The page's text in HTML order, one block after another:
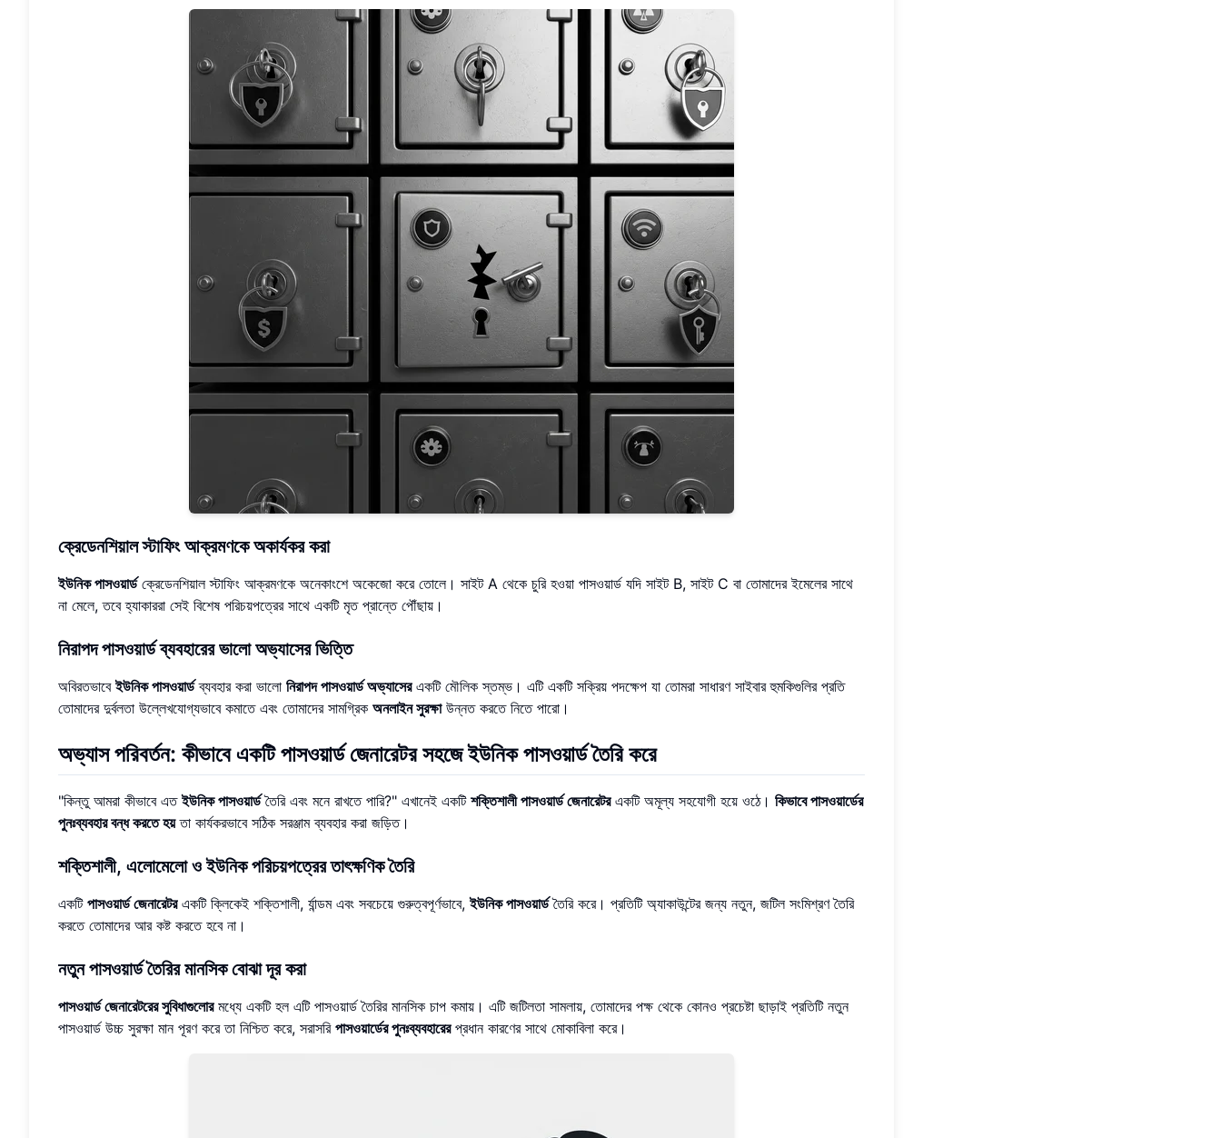
ক্রেডেনশিয়াল স্টাফিং আক্রমণকে অকার্যকর করা
ইউনিক পাসওয়ার্ডক্রেডেনশিয়াল স্টাফিং আক্রমণকে অনেকাংশে অকেজো করে তোলে। সাইট A থেকে চুরি হওয়া পাসওয়ার্ড যদি সাইট B, সাইট C বা তোমাদের ইমেলের সাথে
না মেলে, তবে হ্যাকাররা সেই বিশেষ পরিচয়পত্রের সাথে একটি মৃত প্রান্তে পৌঁছায়।
নিরাপদ পাসওয়ার্ড ব্যবহারের ভালো অভ্যাসের ভিত্তি
অবিরতভাবেইউনিক পাসওয়ার্ডব্যবহার করা ভালো নিরাপদ পাসওয়ার্ড অভ্যাসেরএকটি মৌলিক স্তম্ভ। এটি একটি সক্রিয় পদক্ষেপ যা তোমরা সাধারণ সাইবার হুমকিগুলির প্রতি
তোমাদের দুর্বলতা উল্লেখযোগ্যভাবে কমাতে এবং তোমাদের সামগ্রিক অনলাইন সুরক্ষাউন্নত করতে নিতে পারো।
অভ্যাস পরিবর্তন: কীভাবে একটি পাসওয়ার্ড জেনারেটর সহজে ইউনিক পাসওয়ার্ড তৈরি করে
"কিন্তু আমরা কীভাবে এতইউনিক পাসওয়ার্ডতৈরি এবং মনে রাখতে পারি?" এখানেই একটি শক্তিশালী পাসওয়ার্ড জেনারেটরএকটি অমূল্য সহযোগী হয়ে ওঠে। কিভাবে পাসওয়ার্ডের
পুনঃব্যবহার বন্ধ করতে হয়তা কার্যকরভাবে সঠিক সরঞ্জাম ব্যবহার করা জড়িত।
শক্তিশালী, এলোমেলো ও ইউনিক পরিচয়পত্রের তাৎক্ষণিক তৈরি
একটি পাসওয়ার্ড জেনারেটরএকটি ক্লিকেই শক্তিশালী, র্যান্ডম এবং সবচেয়ে গুরুত্বপূর্ণভাবে,ইউনিক পাসওয়ার্ডতৈরি করে। প্রতিটি অ্যাকাউন্টের জন্য নতুন, জটিল সংমিশ্রণ তৈরি
করতে তোমাদের আর কষ্ট করতে হবে না।
নতুন পাসওয়ার্ড তৈরির মানসিক বোঝা দূর করা
পাসওয়ার্ড জেনারেটরের সুবিধাগুলোরমধ্যে একটি হল এটি পাসওয়ার্ড তৈরির মানসিক চাপ কমায়। এটি জটিলতা সামলায়, তোমাদের পক্ষ থেকে কোনও প্রচেষ্টা ছাড়াই প্রতিটি নতুন
পাসওয়ার্ড উচ্চ সুরক্ষা মান পূরণ করে তা নিশ্চিত করে, সরাসরি পাসওয়ার্ডের পুনঃব্যবহারেরপ্রধান কারণের সাথে মোকাবিলা করে।